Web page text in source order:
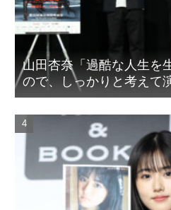
山田杏奈「過酷な人生を
ので、しっかりと考えて
『山女』東京国際映画祭